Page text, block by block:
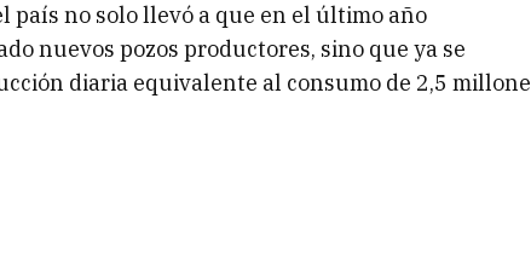
país no solo llevó a que en el último año
nuevos pozos productores, sino que ya se
diaria equivalente al consumo de 2,5